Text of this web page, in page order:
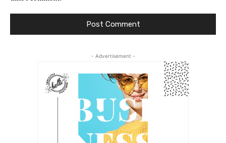
- Advertisement -